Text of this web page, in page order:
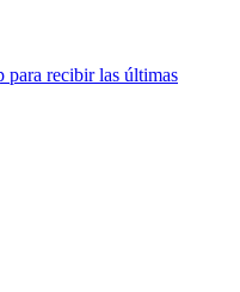
para recibir las últimas